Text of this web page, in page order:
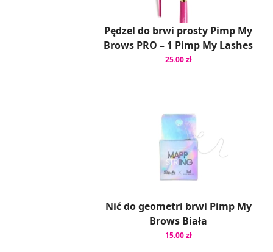
Pędzel do brwi prosty Pimp My
Brows PRO – 1 Pimp My Lashes
25.00 zł
Nić do geometri brwi Pimp My
Brows Biała
15.00 zł